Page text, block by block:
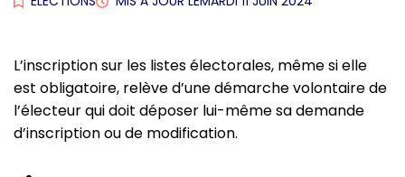
L’inscription sur les listes électorales, même si elle
est obligatoire, relève d’une démarche volontaire de
l’électeur qui doit déposer lui-même sa demande
d’inscription ou de modification.